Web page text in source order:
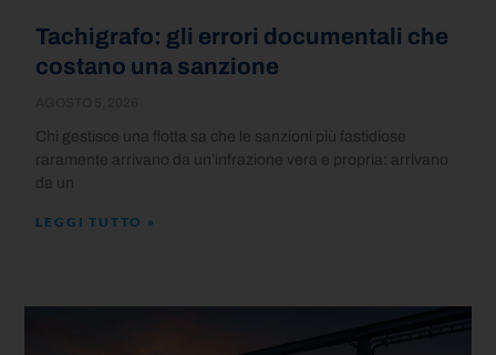
Tachigrafo: gli errori documentali che
costano una sanzione
Chi gestisce una flotta sa che le sanzioni più fastidiose
raramente arrivano da un’infrazione vera e propria: arrivano
da un
LEGGI TUTTO »